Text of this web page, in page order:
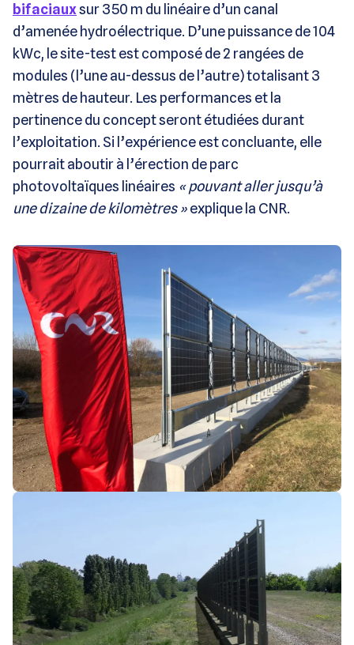
bifaciauxsur 350 m du linéaire d’un canal
d’amenée hydroélectrique. D’une puissance de 104
kWc, le site-test est composé de 2 rangées de
modules (l’une au-dessus de l’autre) totalisant 3
mètres de hauteur. Les performances et la
pertinence du concept seront étudiées durant
l’exploitation. Si l’expérience est concluante, elle
pourrait aboutir à l’érection de parc
photovoltaïques linéaires « pouvant aller jusqu’à
une dizaine de kilomètres »explique la CNR.